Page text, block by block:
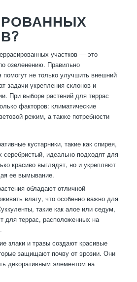
участков — это
озеленению. Правильно
помогут не только улучшить внешний
задачи укрепления склонов и
При выборе растений для террас
факторов: климатические
режим, а также потребности
кустарники, такие как спирея,
идеально подходят для
красиво выглядят, но и укрепляют
ее вымывание.
обладают отличной
влагу, что особенно важно для
такие как алое или седум,
для террас, расположенных на
злаки и травы создают красивые
защищают почву от эрозии. Они
декоративным элементом на